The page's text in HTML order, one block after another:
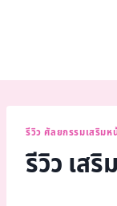
รีวิว ศัลยกรรมเสริมห
รีวิว เส